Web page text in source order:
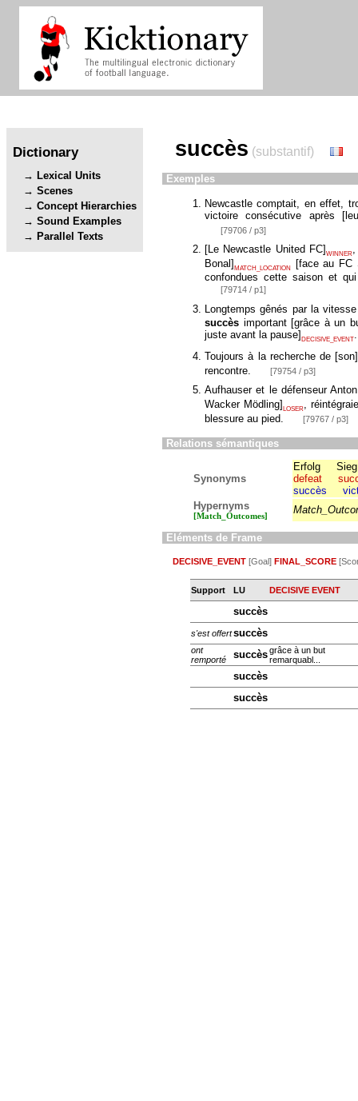
Dictionary
Lexical Units
Scenes
Concept Hierarchies
Sound Examples
Parallel Texts
succès (substantif)
Exemples
Newcastle comptait, en effet,
victoire consécutive après
[
[79706 / p3]
[Le Newcastle United FC] WINNER,
Bonal]MATCH_LOCATION [face au FC
confondues cette saison et
[79714 / p1]
Longtemps gênés par la
succès important [grâce à un
juste avant la pause] DECISIVE_EVENT
Toujours à la recherche de [son]
rencontre.
[79754 / p3]
Aufhauser et le défenseur
Wacker Mödling] LOSER
,
blessure au pied.
[79767 / p3]
Relations sémantiques
Synonyms
Erfolg
Sieg
defeat
succès
Hypernyms
[Match_Outcomes]
Eléments de Frame
DECISIVE_EVENT [Goal] FINAL_SCORE
Support LU DECISIVE EVENT
succès
s'est offertsuccès
ont
remporté
succèsgrâce à un but
remarquabl...
succès
succès